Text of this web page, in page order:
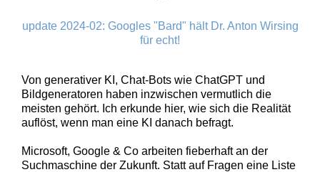
update 2024-02: Googles "Bard" hält Dr. Anton Wirsing
für echt!
Von generativer KI, Chat-Bots wie ChatGPT und
Bildgeneratoren haben inzwischen vermutlich die
meisten gehört. Ich erkunde hier, wie sich die Realität
auflöst, wenn man eine KI danach befragt.
Microsoft, Google & Co arbeiten fieberhaft an der
Suchmaschine der Zukunft. Statt auf Fragen eine Liste